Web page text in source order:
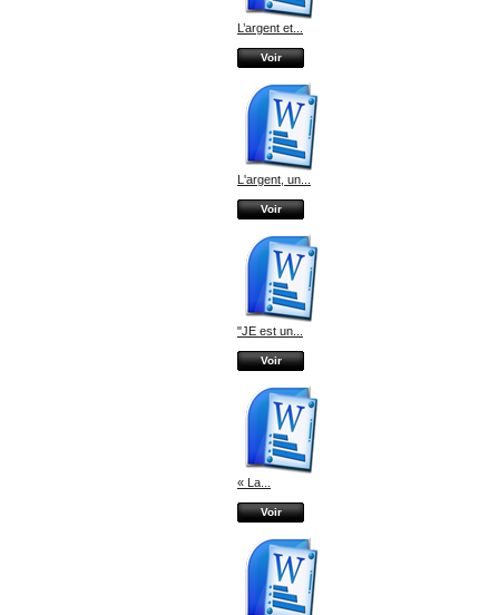
L’argent et...
Voir
L'argent, un...
Voir
"JE est un...
Voir
« La...
Voir